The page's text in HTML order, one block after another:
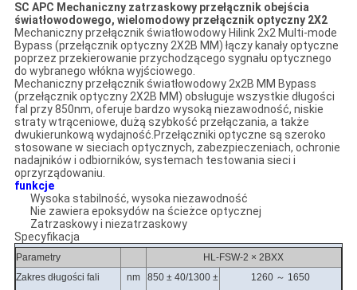
POLITYKA
PRYWATNOŚCI
SC APC Mechaniczny zatrzaskowy przełącznik obejścia
światłowodowego, wielomodowy przełącznik optyczny 2X2
Mechaniczny przełącznik światłowodowy Hilink 2x2 Multi-mode
Bypass (przełącznik optyczny 2X2B MM) łączy kanały optyczne
poprzez przekierowanie przychodzącego sygnału optycznego
do wybranego włókna wyjściowego.
Mechaniczny przełącznik światłowodowy 2x2B MM Bypass
(przełącznik optyczny 2X2B MM) obsługuje wszystkie długości
fal przy 850nm, oferuje bardzo wysoką niezawodność, niskie
straty wtrąceniowe, dużą szybkość przełączania, a także
dwukierunkową wydajność.Przełączniki optyczne są szeroko
stosowane w sieciach optycznych, zabezpieczeniach, ochronie
nadajników i odbiorników, systemach testowania sieci i
oprzyrządowaniu.
funkcje
Wysoka stabilność, wysoka niezawodność
Nie zawiera epoksydów na ścieżce optycznej
Zatrzaskowy i niezatrzaskowy
Specyfikacja
Parametry
HL-FSW-2 × 2BXX
Zakres długości fali
nm
850 ± 40/1300 ±
1260 ～ 1650